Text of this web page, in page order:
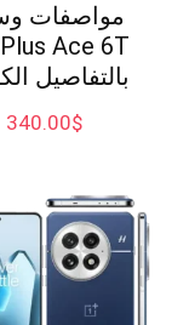
مواصفات
Ace 6T
بالتفاصيل
$
340.00